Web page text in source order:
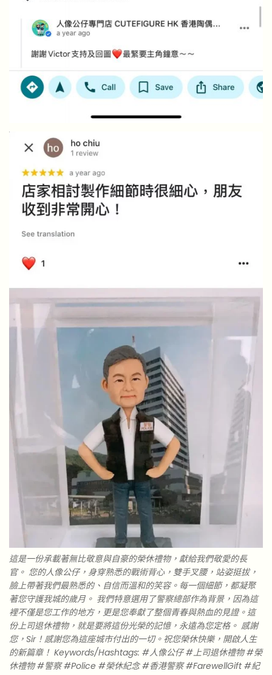
這是一份承載著無比敬意與自豪的榮休禮物，獻給我們敬愛的長
官。 您的人像公仔，身穿熟悉的戰術背心，雙手叉腰，站姿挺拔，
臉上帶著我們最熟悉的、自信而溫和的笑容。每一個細節，都凝聚
著您守護我城的歲月。 我們特意選用了警察總部作為背景，因為這
裡不僅是您工作的地方，更是您奉獻了整個青春與熱血的見證。這
份上司退休禮物，就是要將這份光榮的記憶，永遠為您定格。 感謝
您，Sir！感謝您為這座城市付出的一切。祝您榮休快樂，開啟人生
的新篇章！ Keywords/Hashtags: #人像公仔 #上司退休禮物 #榮
休禮物 #警察 #Police #榮休紀念 #香港警察 #FarewellGift #紀